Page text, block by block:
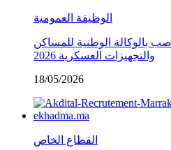
الوظيفة العمومية
توظيف 7 مناصب بالوكالة الوطنية للمساكن
والتجهيزات العسكرية 2026
18/05/2026
القطاع الخاص